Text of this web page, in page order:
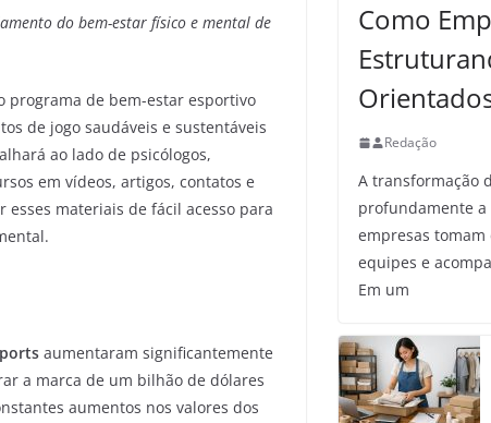
do bem-estar físico e mental de
programa de bem-estar esportivo
de jogo saudáveis e sustentáveis
ao lado de psicólogos,
em vídeos, artigos, contatos e
materiais de fácil acesso para
aumentaram significantemente
a marca de um bilhão de dólares
aumentos nos valores dos
Como
Redação
A transformação
profundamente a
empresas tomam
equipes e
Em um